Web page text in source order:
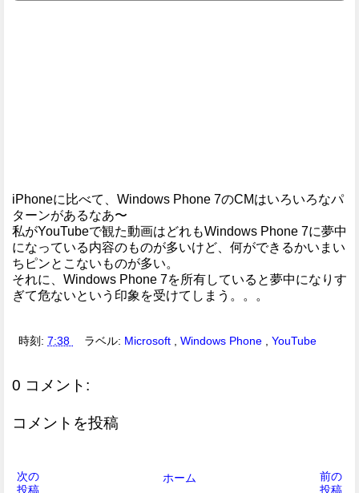
iPhoneに比べて、Windows Phone 7のCMはいろいろなパ
ターンがあるなあ〜
私がYouTubeで観た動画はどれもWindows Phone 7に夢中
になっている内容のものが多いけど、何ができるかいまい
ちピンとこないものが多い。
それに、Windows Phone 7を所有していると夢中になりす
ぎて危ないという印象を受けてしまう。。。
時刻: 7:38 ラベル: Microsoft ,Windows Phone ,YouTube
0 コメント:
コメントを投稿
次の
投稿
前の
投稿
ホーム